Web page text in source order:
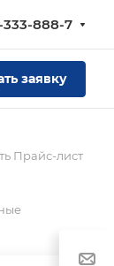
888-7
заявку
Прайс-лист